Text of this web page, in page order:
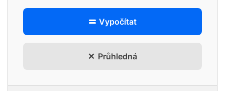
Vypočítat
Průhledná